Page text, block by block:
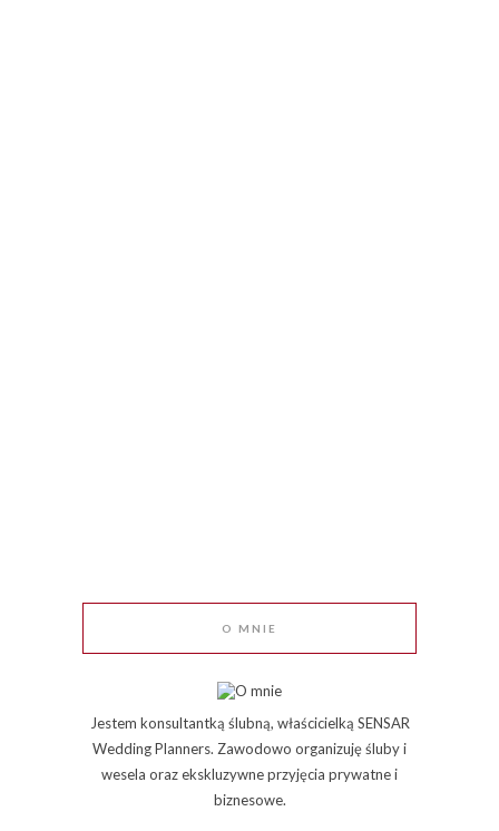
O MNIE
Jestem konsultantką ślubną, właścicielką SENSAR
Wedding Planners. Zawodowo organizuję śluby i
wesela oraz ekskluzywne przyjęcia prywatne i
biznesowe.